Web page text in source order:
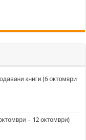
книги (6 октомври
– 12 октомври)